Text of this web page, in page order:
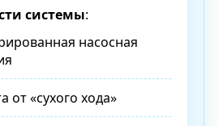
системы:
насосная
от «сухого хода»